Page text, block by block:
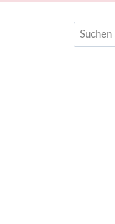
Suchen
nach: